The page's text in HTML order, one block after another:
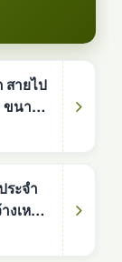
สายไป
ขนาด
ระจำ
เหมา
กรีต